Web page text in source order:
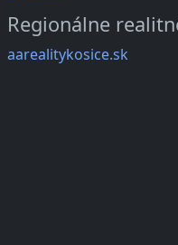
Regionálne
aarealitykosice.sk